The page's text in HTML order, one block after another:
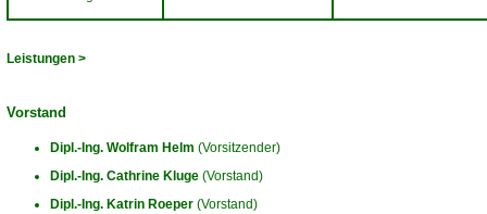
Leistungen >
Vorstand
Dipl.-Ing. Wolfram Helm (Vorsitzender)
Dipl.-Ing. Cathrine Kluge (Vorstand)
Dipl.-Ing. Katrin Roeper (Vorstand)